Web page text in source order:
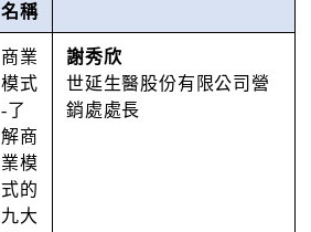
名稱
商業
模式
-了
解商
業模
式的
九大
謝秀欣
世延⽣醫股份有限公司營
銷處處⻑